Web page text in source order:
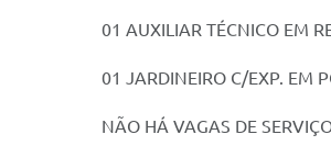
01 AUXILIAR TÉCNICO EM
01 JARDINEIRO C/EXP. EM
NÃO HÁ VAGAS DE